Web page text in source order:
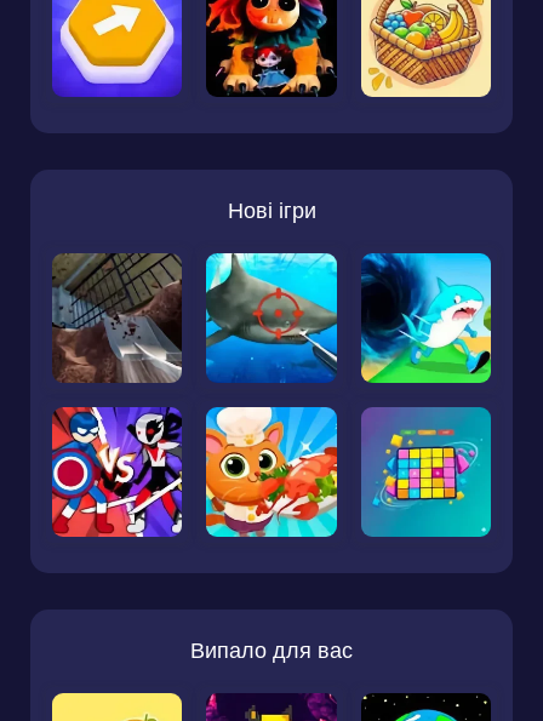
Нові ігри
Випало для вас